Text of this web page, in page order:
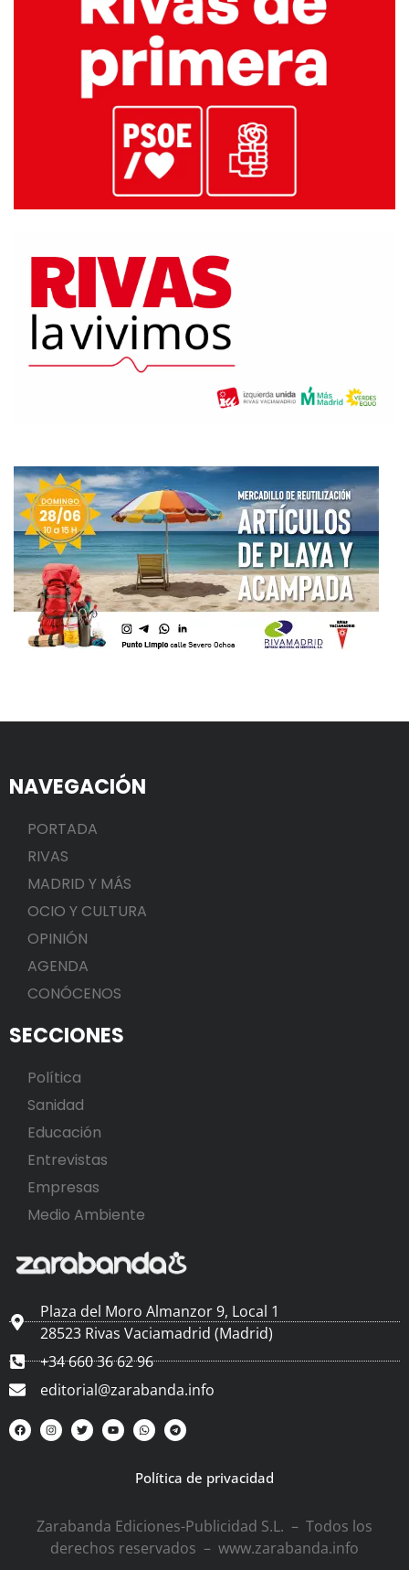
NAVEGACIÓN
PORTADA
RIVAS
MADRID Y MÁS
OCIO Y CULTURA
OPINIÓN
AGENDA
CONÓCENOS
SECCIONES
Política
Sanidad
Educación
Entrevistas
Empresas
Medio Ambiente
Plaza del Moro Almanzor 9, Local 1
28523 Rivas Vaciamadrid (Madrid)
+34 660 36 62 96
editorial@zarabanda.info
Política de privacidad
Zarabanda Ediciones-Publicidad S.L. – Todos los
derechos reservados – www.zarabanda.info